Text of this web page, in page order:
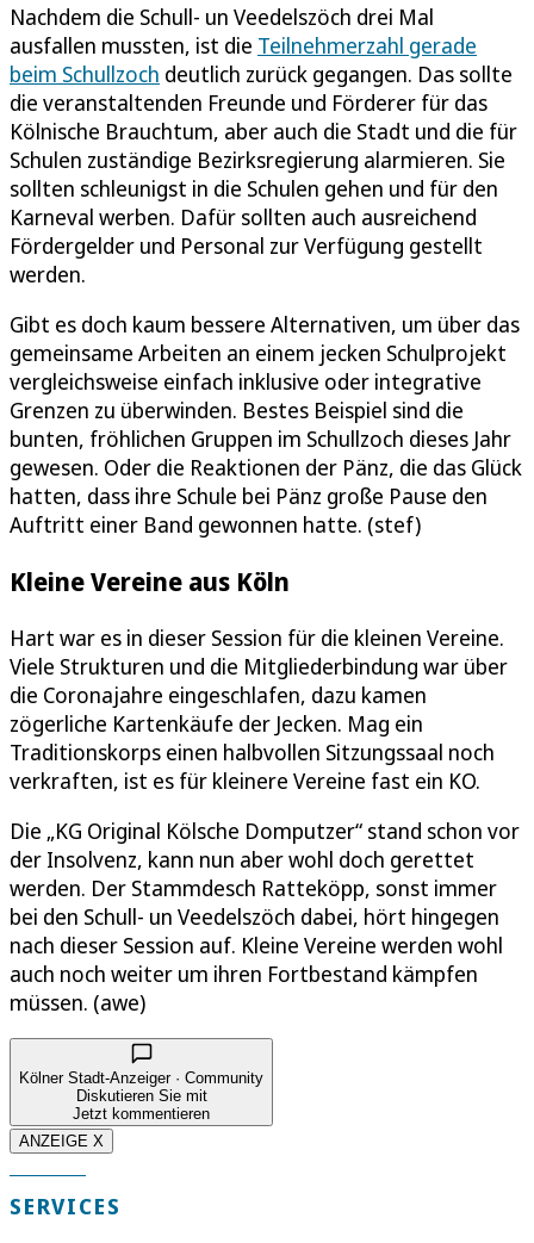
Nachdem die Schull- un Veedelszöch drei Mal
ausfallen mussten, ist die Teilnehmerzahl gerade
beim Schullzoch deutlich zurück gegangen. Das sollte
die veranstaltenden Freunde und Förderer für das
Kölnische Brauchtum, aber auch die Stadt und die für
Schulen zuständige Bezirksregierung alarmieren. Sie
sollten schleunigst in die Schulen gehen und für den
Karneval werben. Dafür sollten auch ausreichend
Fördergelder und Personal zur Verfügung gestellt
werden.
Gibt es doch kaum bessere Alternativen, um über das
gemeinsame Arbeiten an einem jecken Schulprojekt
vergleichsweise einfach inklusive oder integrative
Grenzen zu überwinden. Bestes Beispiel sind die
bunten, fröhlichen Gruppen im Schullzoch dieses Jahr
gewesen. Oder die Reaktionen der Pänz, die das Glück
hatten, dass ihre Schule bei Pänz große Pause den
Auftritt einer Band gewonnen hatte. (stef)
Kleine Vereine aus Köln
Hart war es in dieser Session für die kleinen Vereine.
Viele Strukturen und die Mitgliederbindung war über
die Coronajahre eingeschlafen, dazu kamen
zögerliche Kartenkäufe der Jecken. Mag ein
Traditionskorps einen halbvollen Sitzungssaal noch
verkraften, ist es für kleinere Vereine fast ein KO.
Die „KG Original Kölsche Domputzer“ stand schon vor
der Insolvenz, kann nun aber wohl doch gerettet
werden. Der Stammdesch Ratteköpp, sonst immer
bei den Schull- un Veedelszöch dabei, hört hingegen
nach dieser Session auf. Kleine Vereine werden wohl
auch noch weiter um ihren Fortbestand kämpfen
müssen. (awe)
Kölner Stadt-Anzeiger · Community
Diskutieren Sie mit
Jetzt kommentieren
ANZEIGE X
SERVICES